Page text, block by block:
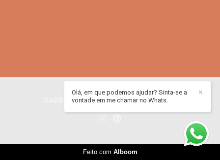
GABRIEL ADRIAN JURADO/CONTATO
✕
Olá, em que podemos ajudar? Sinta-se a
vontade em me chamar no Whats.
Feito com Alboom